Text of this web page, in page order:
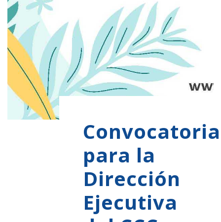
Convocatoria
para la
Dirección
Ejecutiva